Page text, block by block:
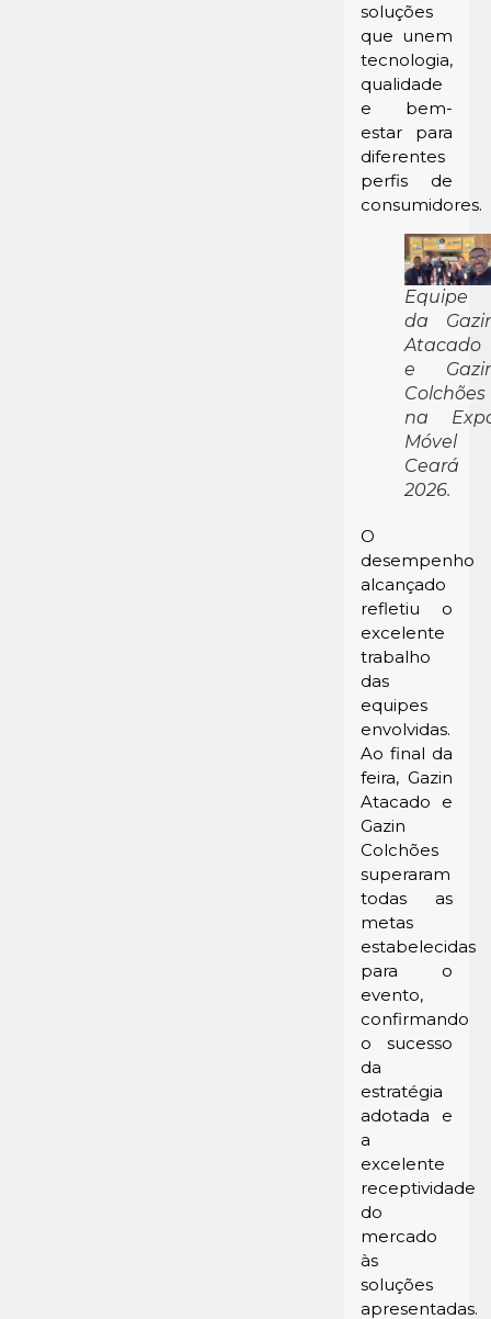
soluções
que unem
tecnologia,
qualidade
e bem-
estar para
diferentes
perfis de
consumidores.
Equipe
da
Atacado
e
Colchões
na
Móvel
Ceará
2026.
O
desempenho
alcançado
refletiu o
excelente
trabalho
das
equipes
envolvidas.
Ao final da
feira, Gazin
Atacado e
Gazin
Colchões
superaram
todas as
metas
estabelecidas
para o
evento,
confirmando
o sucesso
da
estratégia
adotada e
a
excelente
receptividade
do
mercado
às
soluções
apresentadas.